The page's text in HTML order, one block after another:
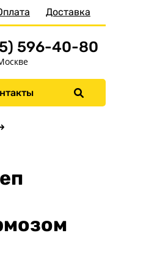
Меню
Одноосные
Доставка
596-40-80